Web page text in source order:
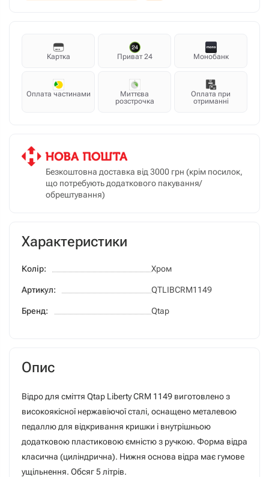
Картка Приват 24 Монобанк
Оплата частинами
Миттєва
розстрочка
Оплата при
отриманні
Безкоштовна доставка від 3000 грн (крім посилок,
що потребують додаткового пакування/
обрештування)
Характеристики
Колір: Хром
Артикул: QTLIBCRM1149
Бренд: Qtap
Опис
Відро для сміття Qtap Liberty CRM 1149 виготовлено з
високоякісної нержавіючої сталі, оснащено металевою
педаллю для відкривання кришки і внутрішньою
додатковою пластиковою ємністю з ручкою. Форма відра
класична (циліндрична). Нижня основа відра має гумове
ущільнення. Обсяг 5 літрів.